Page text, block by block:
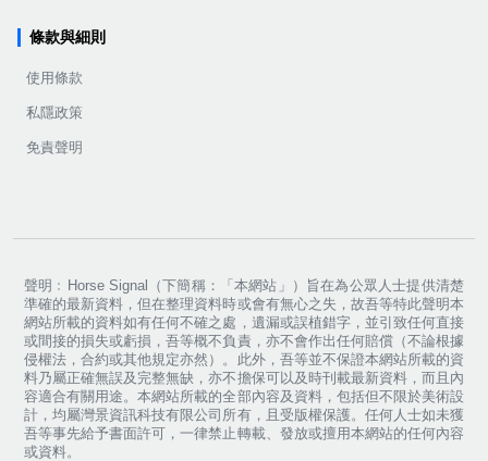
條款與細則
使用條款
私隱政策
免責聲明
聲明﹕Horse Signal（下簡稱：「本網站」）旨在為公眾人士提供清楚
準確的最新資料，但在整理資料時或會有無心之失，故吾等特此聲明本
網站所載的資料如有任何不確之處，遺漏或誤植錯字，並引致任何直接
或間接的損失或虧損，吾等概不負責，亦不會作出任何賠償（不論根據
侵權法，合約或其他規定亦然）。此外，吾等並不保證本網站所載的資
料乃屬正確無誤及完整無缺，亦不擔保可以及時刊載最新資料，而且內
容適合有關用途。本網站所載的全部內容及資料，包括但不限於美術設
計，均屬灣景資訊科技有限公司所有，且受版權保護。任何人士如未獲
吾等事先給予書面許可，一律禁止轉載、發放或擅用本網站的任何內容
或資料。